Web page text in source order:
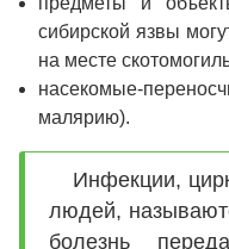
сибирской язвы
на месте
насекомые-
малярию).
Инфекции,
людей,
болезнь